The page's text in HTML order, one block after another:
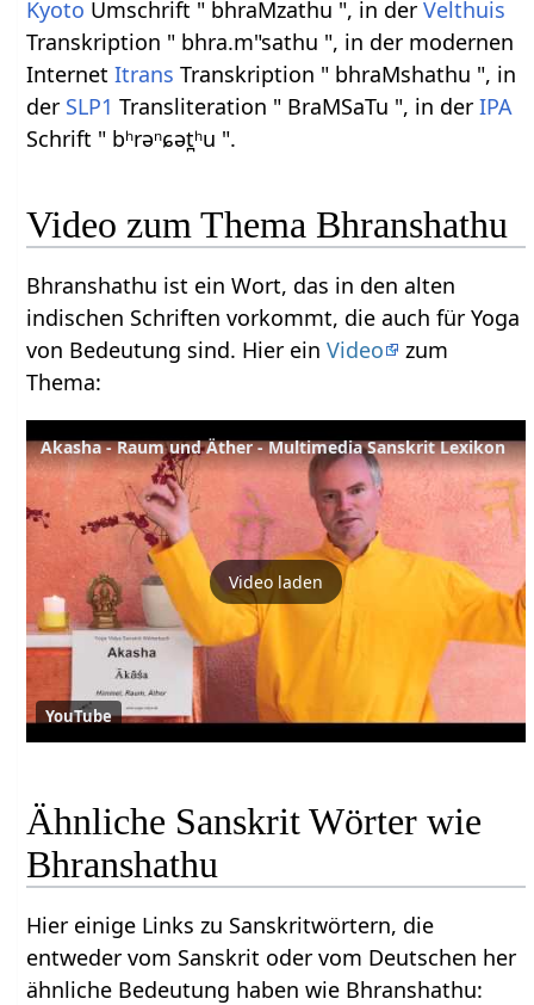
Kyoto Umschrift " bhraMzathu ", in derVelthuis
Transkription " bhra.m"sathu ", in der modernen
InternetItrans Transkription " bhraMshathu ", in
der SLP1 Transliteration " BraMSaTu ", in derIPA
Schrift " bʰrəⁿɕət̪ʰu ".
Video zum Thema Bhranshathu
Bhranshathu ist ein Wort, das in den alten
indischen Schriften vorkommt, die auch für Yoga
von Bedeutung sind. Hier einVideo
zum
Thema:
Akasha - Raum und Äther - Multimedia Sanskrit Lexikon
Video laden
YouTube
Ähnliche Sanskrit Wörter wie
Bhranshathu
Hier einige Links zu Sanskritwörtern, die
entweder vom Sanskrit oder vom Deutschen her
ähnliche Bedeutung haben wie Bhranshathu: